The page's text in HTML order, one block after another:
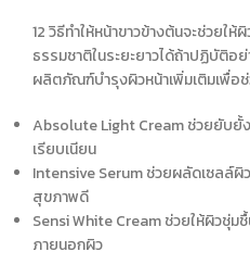
12วิธีทำให้หน้าขาวข้างต้นจะช่วยให้
ธรรมชาติในระยะยาวได้ถ้าปฏิบัติอ
ผลิตภัณฑ์บำรุงผิวหน้าเพิ่มเติมเพื่อ
Absolute Light Cream ช่วยยับยั้
เรียบเนียน
Intensive Serum ช่วยผลัดเซลล์
สุขภาพดี
Sensi White Cream ช่วยให้ผิวชุ่ม
ภายนอกผิว